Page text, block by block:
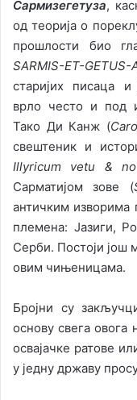
Сармизегетуза,
од теорија о
прошлости био
SARMIS-ET-GETUS-
старијих писаца и
врло често и под
Тако Ди Канж (
свештеник и
Illyricum vetu &
Сарматијом зове (
античким изворима
племена: Јазиги,
Серби. Постоји још
овим чињеницама.
Бројни су
основу свега
освајачке ратове
у једну државу